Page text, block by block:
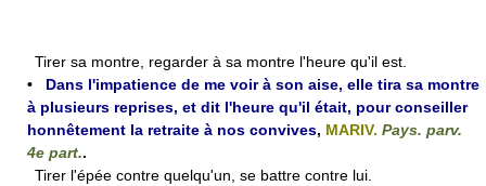
Tirer sa montre, regarder à sa montre l'heure qu'il est.
• Dans l'impatience de me voir à son aise, elle tira sa montre
à plusieurs reprises, et dit l'heure qu'il était, pour conseiller
honnêtement la retraite à nos convives, MARIV. Pays. parv.
4e part..
Tirer l'épée contre quelqu'un, se battre contre lui.